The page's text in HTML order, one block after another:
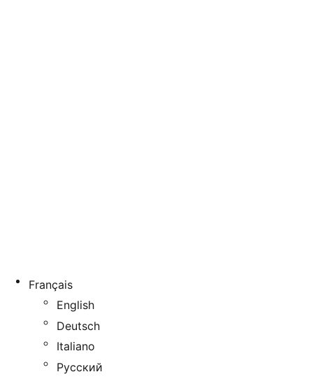
Français
English
Deutsch
Italiano
Русский